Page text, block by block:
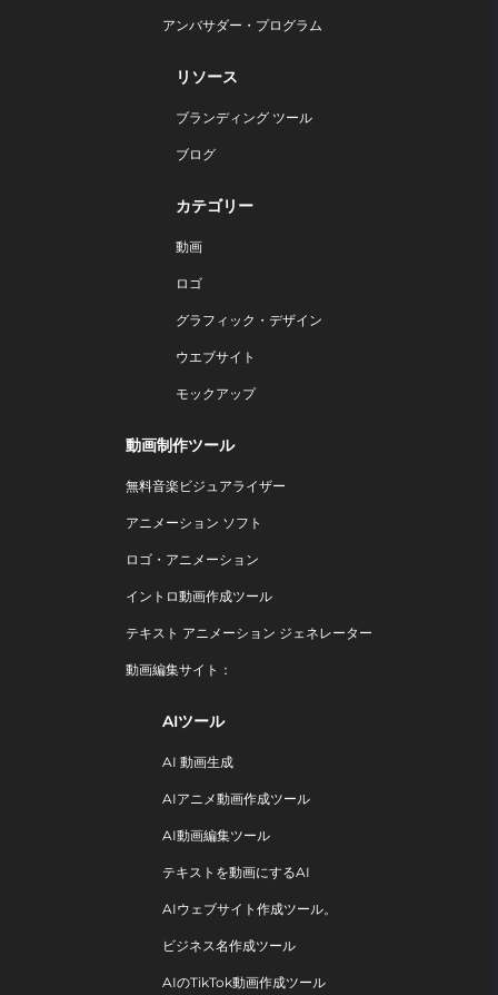
アンバサダー・プログラム
リソース
ブランディング ツール
ブログ
カテゴリー
動画
ロゴ
グラフィック・デザイン
ウエブサイト
モックアップ
動画制作ツール
無料音楽ビジュアライザー
アニメーション ソフト
ロゴ・アニメーション
イントロ動画作成ツール
テキスト アニメーション ジェネレーター
動画編集サイト：
AIツール
AI 動画生成
AIアニメ動画作成ツール
AI動画編集ツール
テキストを動画にするAI
AIウェブサイト作成ツール。
ビジネス名作成ツール
AIのTikTok動画作成ツール